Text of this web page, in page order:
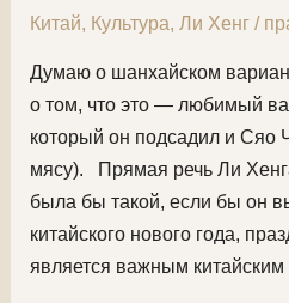
Китай, Культура, Ли Хенг/
Думаю о шанхайском
о том, что это — любимый
который он подсадил и Сяо
мясу). Прямая речь Ли
была бы такой, если бы он
китайского нового года,
является важным китайским